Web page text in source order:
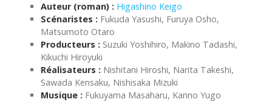
Auteur (roman) : Higashino Keigo
Scénaristes : Fukuda Yasushi, Furuya Osho,
Matsumoto Otaro
Producteurs : Suzuki Yoshihiro, Makino Tadashi,
Kikuchi Hiroyuki
Réalisateurs : Nishitani Hiroshi, Narita Takeshi,
Sawada Kensaku, Nishisaka Mizuki
Musique : Fukuyama Masaharu, Kanno Yugo